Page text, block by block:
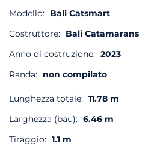
Modello: Bali Catsmart
Costruttore: Bali Catamarans
Anno di costruzione: 2023
Randa: non compilato
Lunghezza totale: 11.78 m
Larghezza (bau): 6.46 m
Tiraggio: 1.1 m